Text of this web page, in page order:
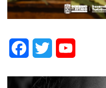
FacebookTwitter